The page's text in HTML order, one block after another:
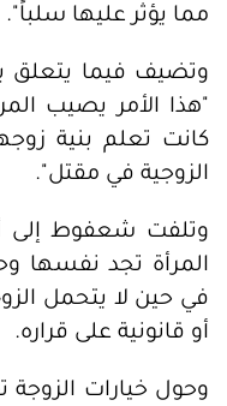
مما يؤثر عليها سلباً".
وتضيف فيما يتعلق
"هذا الأمر يصيب
كانت تعلم بنية
الزوجية في مقتل".
وتلفت شعفوط إلى
المرأة تجد نفسها
في حين لا يتحمل
أو قانونية على قراره.
وحول خيارات